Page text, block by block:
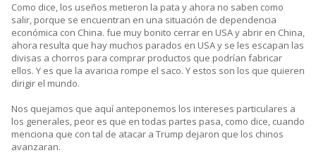
Como dice, los useños metieron la pata y ahora no saben como
salir, porque se encuentran en una situación de dependencia
económica con China. fue muy bonito cerrar en USA y abrir en China,
ahora resulta que hay muchos parados en USA y se les escapan las
divisas a chorros para comprar productos que podrían fabricar
ellos. Y es que la avaricia rompe el saco. Y estos son los que quieren
dirigir el mundo.
Nos quejamos que aquí anteponemos los intereses particulares a
los generales, peor es que en todas partes pasa, como dice, cuando
menciona que con tal de atacar a Trump dejaron que los chinos
avanzaran.